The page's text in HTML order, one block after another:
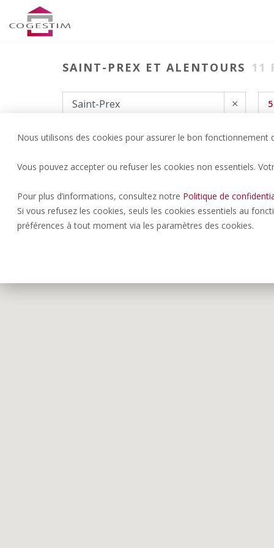
Nous utilisons des cookies pour assurer le bon
Vous pouvez accepter ou refuser les cookies non essentiels.
Pour plus d’informations, consultez notre Politique de
Si vous refusez les cookies, seuls les cookies essentiels au
préférences à tout moment via les paramètres des cookies.
SAINT-PREX ET ALENTOURS 11
×